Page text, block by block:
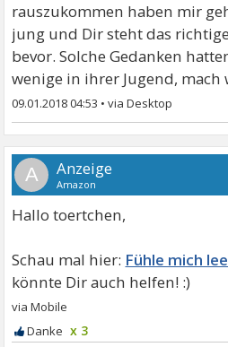
rauszukommen haben mir
jung und Dir steht das
bevor. Solche Gedanken
wenige in ihrer Jugend,
09.01.2018 04:53 •
A
Hallo toertchen,
Fühle mich
x 3